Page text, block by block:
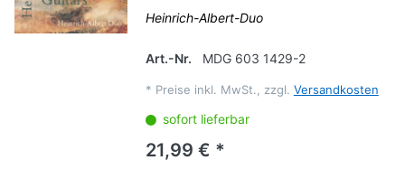
Heinrich-Albert-Duo
Art.-Nr. MDG 603 1429-2
* Preise inkl. MwSt., zzgl. Versandkosten
sofort lieferbar
21,99 € *